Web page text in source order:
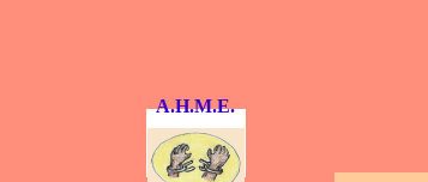
A.H.M.E.